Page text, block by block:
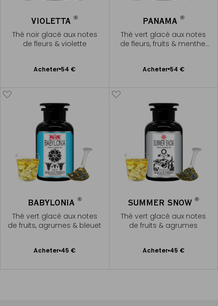
VIOLETTA®
Thé noir glacé aux notes
de fleurs & violette
Acheter 54 €
Ajouter
PANAMA ®
Thé vert glacé aux notes
de fleurs, fruits & menthe,
Acheter 54 €
Ajouter
BABYLONIA ®
Thé vert glacé aux notes
de fruits, agrumes & bleuet
Acheter 45 €
Ajouter
SUMMER SNOW ®
Thé vert glacé aux notes
de fruits & agrumes
Acheter 45 €
Ajouter